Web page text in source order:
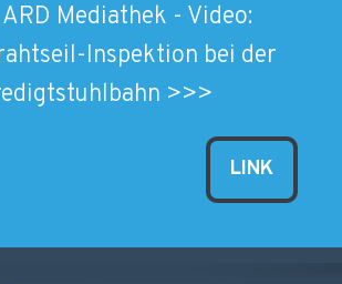
ARD Mediathek - Video:
Inspektion bei der
>>>
LINK